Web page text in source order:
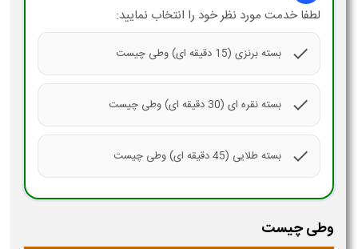
لطفا خدمت مورد نظر خود را انتخاب نمایید:
check بسته برنزی (15 دقیقه ای) وطی چیست
check بسته نقره ای (30 دقیقه ای) وطی چیست
check بسته طلایی (45 دقیقه ای) وطی چیست
وطی چیست